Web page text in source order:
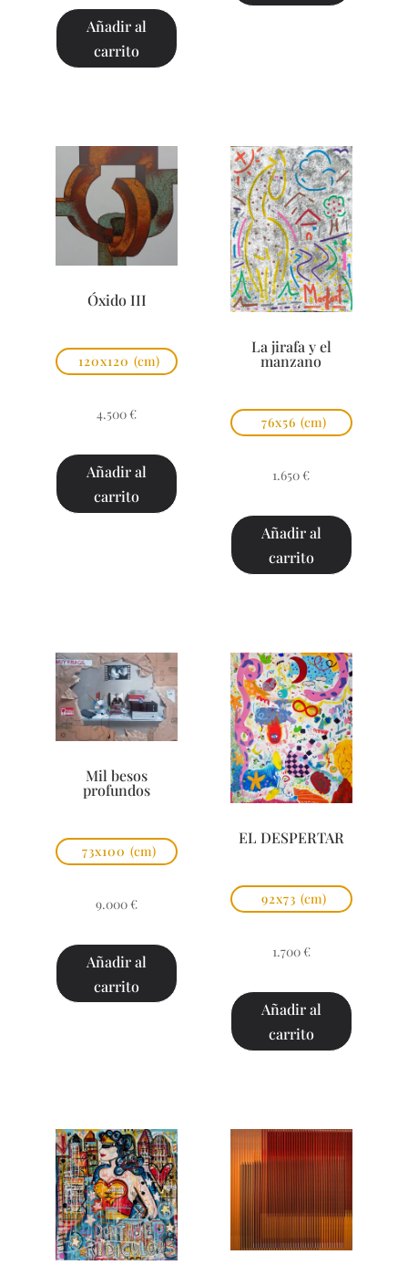
Añadir al
carrito
Óxido III
120x120 (cm)
4.500 €
Añadir al
carrito
La jirafa y el
manzano
76x56 (cm)
1.650 €
Añadir al
carrito
Mil besos
profundos
73x100 (cm)
9.000 €
Añadir al
carrito
EL DESPERTAR
92x73 (cm)
1.700 €
Añadir al
carrito